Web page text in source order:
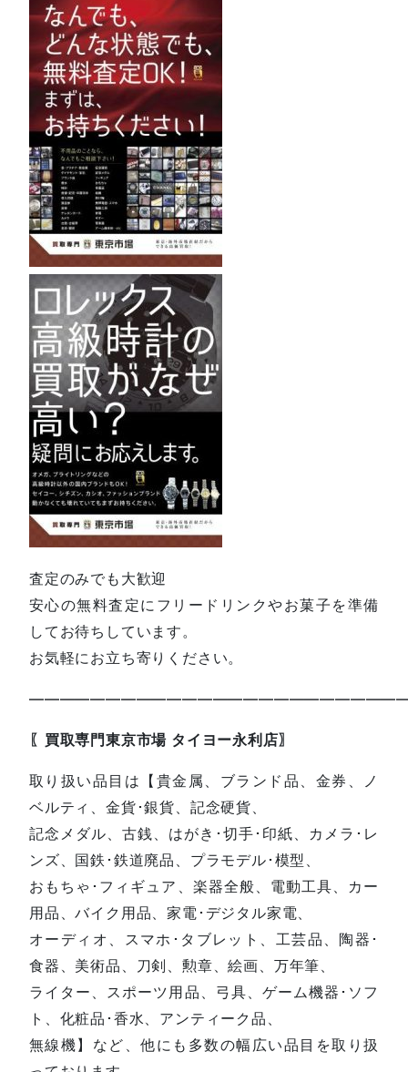
査定のみでも大歓迎
安心の無料査定にフリードリンクやお菓子を準備
してお待ちしています。
お気軽にお立ち寄りください。
〖買取専門東京市場 タイヨー永利店〗
取り扱い品目は【貴金属、ブランド品、金券、ノ
ベルティ、金貨･銀貨、記念硬貨、
記念メダル、古銭、はがき･切手･印紙、カメラ･レ
ンズ、国鉄･鉄道廃品、プラモデル･模型、
おもちゃ･フィギュア、楽器全般、電動工具、カー
用品、バイク用品、家電･デジタル家電、
オーディオ、スマホ･タブレット、工芸品、陶器･
食器、美術品、刀剣、勲章、絵画、万年筆、
ライター、スポーツ用品、弓具、ゲーム機器･ソフ
ト、化粧品･香水、アンティーク品、
無線機】など、他にも多数の幅広い品目を取り扱